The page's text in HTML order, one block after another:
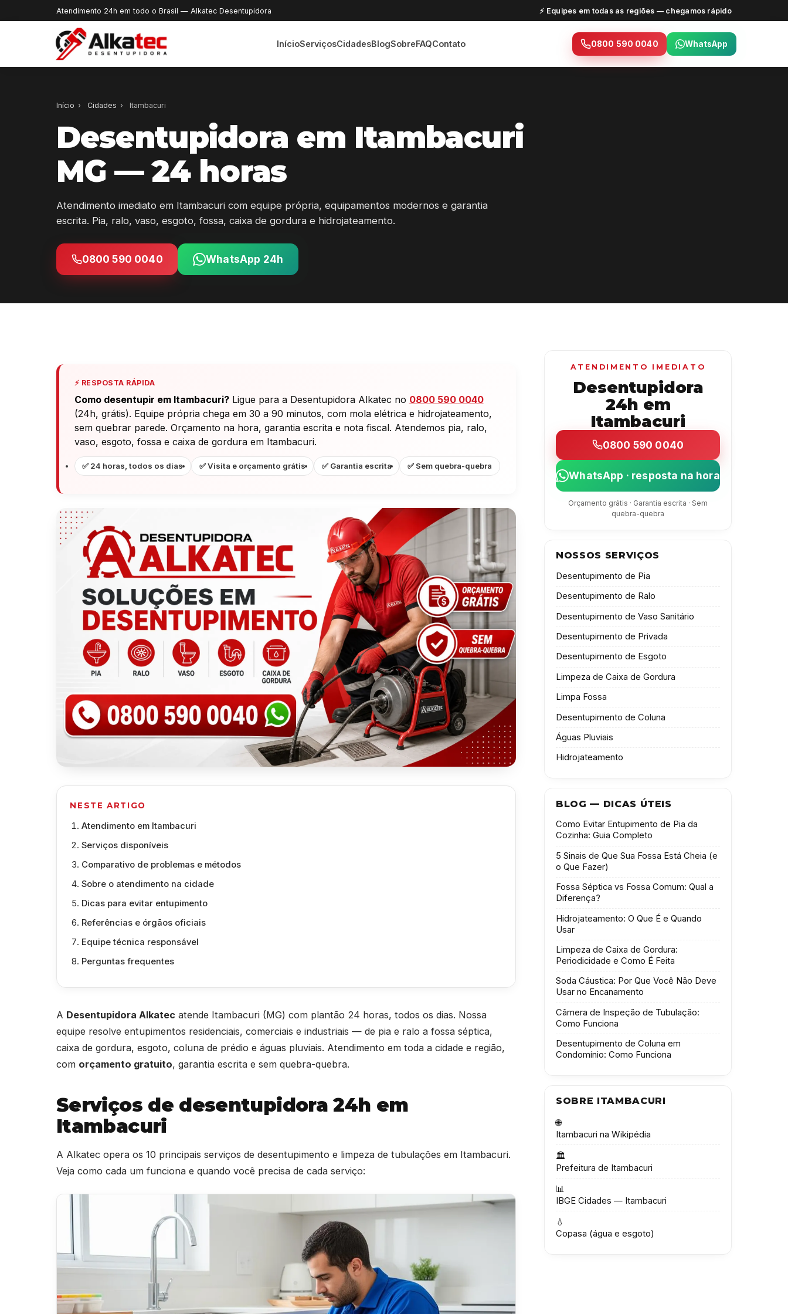
Atendimento 24h em todo o Brasil — Alkatec Desentupidora ⚡ Equipes em todas as regiões — chegamos rápido
InícioServiçosCidadesBlogSobreFAQContato 0800 590 0040 WhatsApp
Início › Cidades › Itambacuri
Desentupidora em Itambacuri
MG — 24 horas
Atendimento imediato em Itambacuri com equipe própria, equipamentos modernos e garantia
escrita. Pia, ralo, vaso, esgoto, fossa, caixa de gordura e hidrojateamento.
0800 590 0040 WhatsApp 24h
⚡ RESPOSTA RÁPIDA
Como desentupir em Itambacuri?Ligue para a Desentupidora Alkatec no 0800 590 0040
(24h, grátis). Equipe própria chega em 30 a 90 minutos, com mola elétrica e hidrojateamento,
sem quebrar parede. Orçamento na hora, garantia escrita e nota fiscal. Atendemos pia, ralo,
vaso, esgoto, fossa e caixa de gordura em Itambacuri.
✅ 24 horas, todos os dias ✅ Visita e orçamento grátis ✅ Garantia escrita ✅ Sem quebra-quebra
NESTE ARTIGO
Atendimento em Itambacuri
Serviços disponíveis
Comparativo de problemas e métodos
Sobre o atendimento na cidade
Dicas para evitar entupimento
Referências e órgãos oficiais
Equipe técnica responsável
Perguntas frequentes
A Desentupidora Alkatec atende Itambacuri (MG) com plantão 24 horas, todos os dias. Nossa
equipe resolve entupimentos residenciais, comerciais e industriais — de pia e ralo a fossa séptica,
caixa de gordura, esgoto, coluna de prédio e águas pluviais. Atendimento em toda a cidade e região,
com orçamento gratuito, garantia escrita e sem quebra-quebra.
Serviços de desentupidora 24h em
Itambacuri
A Alkatec opera os 10 principais serviços de desentupimento e limpeza de tubulações em Itambacuri.
Veja como cada um funciona e quando você precisa de cada serviço:
ATENDIMENTO IMEDIATO
Desentupidora
24h em
Itambacuri
0800 590 0040
WhatsApp · resposta na hora
Orçamento grátis · Garantia escrita · Sem
quebra-quebra
NOSSOS SERVIÇOS
Desentupimento de Pia
Desentupimento de Ralo
Desentupimento de Vaso Sanitário
Desentupimento de Privada
Desentupimento de Esgoto
Limpeza de Caixa de Gordura
Limpa Fossa
Desentupimento de Coluna
Águas Pluviais
Hidrojateamento
BLOG — DICAS ÚTEIS
Como Evitar Entupimento de Pia da
Cozinha: Guia Completo
5 Sinais de Que Sua Fossa Está Cheia (e
o Que Fazer)
Fossa Séptica vs Fossa Comum: Qual a
Diferença?
Hidrojateamento: O Que É e Quando
Usar
Limpeza de Caixa de Gordura:
Periodicidade e Como É Feita
Soda Cáustica: Por Que Você Não Deve
Usar no Encanamento
Câmera de Inspeção de Tubulação:
Como Funciona
Desentupimento de Coluna em
Condomínio: Como Funciona
SOBRE ITAMBACURI
🌐
Itambacuri na Wikipédia
🏛️
Prefeitura de Itambacuri
📊
IBGE Cidades — Itambacuri
💧
Copasa (água e esgoto)